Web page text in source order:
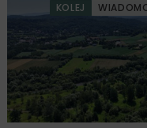
KOLEJ